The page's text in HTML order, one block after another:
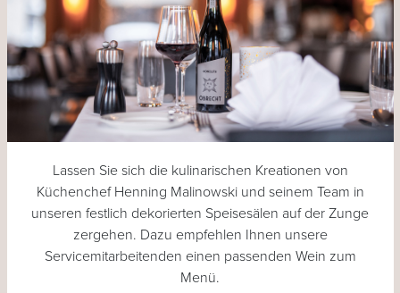
Lassen Sie sich die kulinarischen Kreationen von
Küchenchef Henning Malinowski und seinem Team in
unseren festlich dekorierten Speisesälen auf der Zunge
zergehen. Dazu empfehlen Ihnen unsere
Servicemitarbeitenden einen passenden Wein zum
Menü.